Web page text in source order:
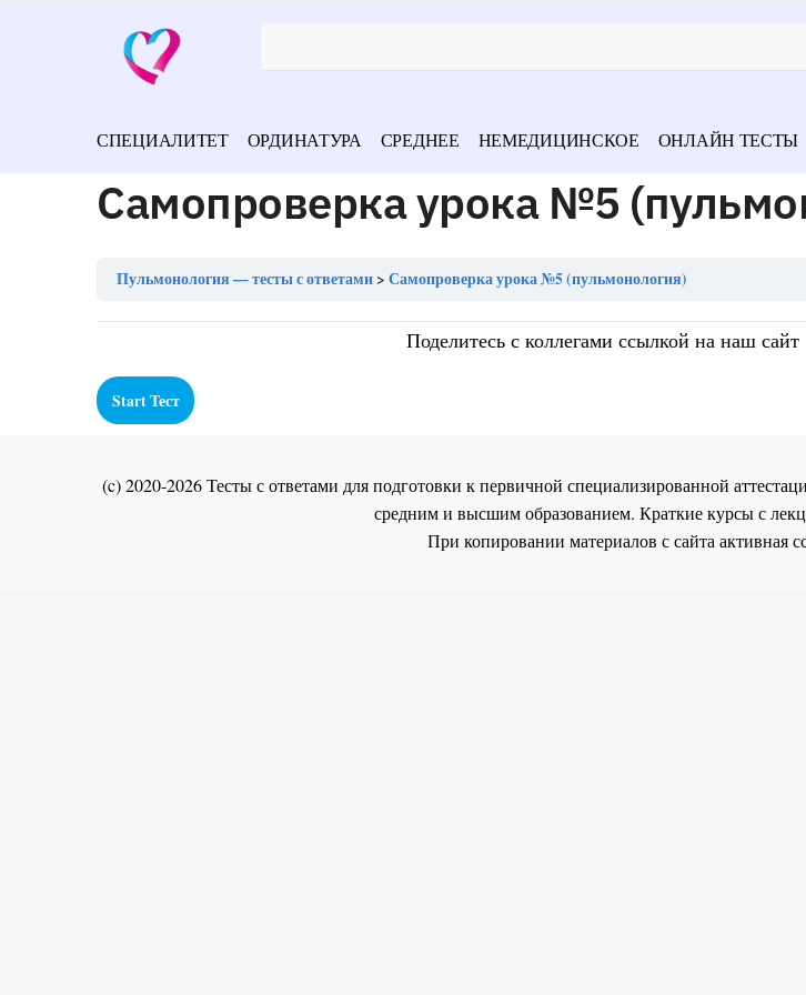
СПЕЦИАЛИТЕТ ОРДИНАТУРА СРЕДНЕЕ НЕМЕДИЦИНСКОЕ ОНЛАЙН ТЕСТЫ
Самопроверка урока №5
Пульмонология — тесты с ответами Самопроверка урока №5 (пульмонология)
Поделитесь с коллегами ссылкой на наш сайт
(c) 2020-2026 Тесты с ответами для подготовки к первичной специализированной
средним и высшим образованием. Краткие курсы с
При копировании материалов с сайта активная